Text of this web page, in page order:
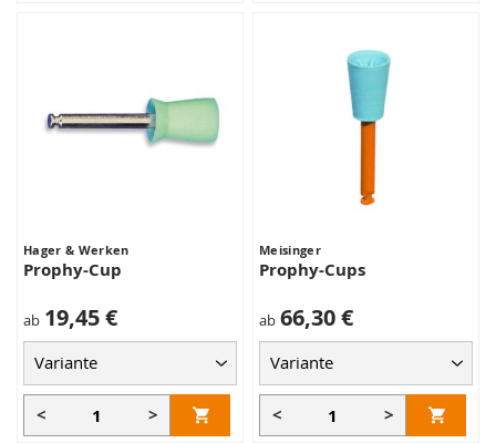
Hager & Werken
Prophy-Cup
ab 19,45 €
< >
Meisinger
Prophy-Cups
ab 66,30 €
< >